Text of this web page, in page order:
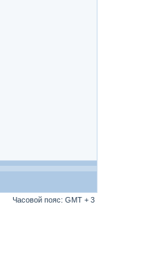
Часовой пояс: GMT + 3